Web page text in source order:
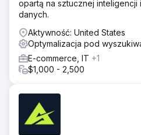
opartą na sztucznej inteligencji
danych.
Aktywność: United States
Optymalizacja pod
E-commerce, IT +1
$1,000 - 2,500